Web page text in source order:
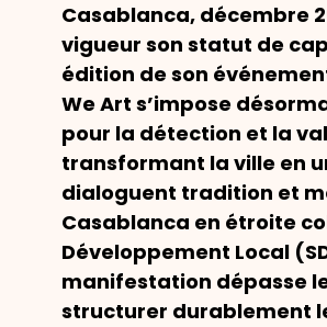
Casablanca, décembre
vigueur son statut de
édition de son
We Art s’impose
pour la détection et la
transformant la ville en
dialoguent tradition et
Casablanca en étroite
Développement Local
manifestation dépasse
structurer durablement